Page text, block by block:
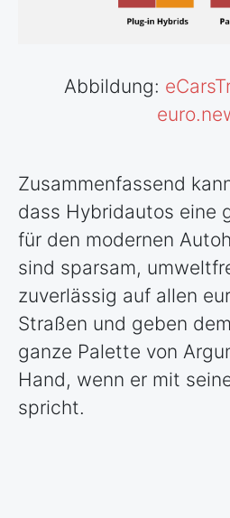
Abbildung:
Zusammenfassend
dass Hybridautos eine
für den modernen
sind sparsam,
zuverlässig auf allen
Straßen und geben
ganze Palette von
Hand, wenn er mit
spricht.